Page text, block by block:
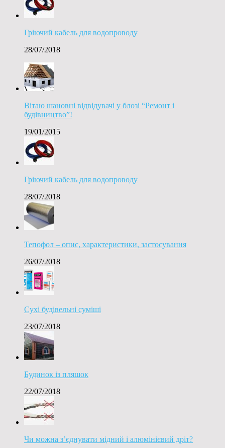
Гріючий кабель для водопроводу
28/07/2018
Вітаю шановні відвідувачі у блозі “Ремонт і
будівництво”!
19/01/2015
Гріючий кабель для водопроводу
28/07/2018
Тепофол – опис, характеристики, застосування
26/07/2018
Сухі будівельні суміші
23/07/2018
Будинок із пляшок
22/07/2018
Чи можна з’єднувати мідний і алюмінієвий дріт?